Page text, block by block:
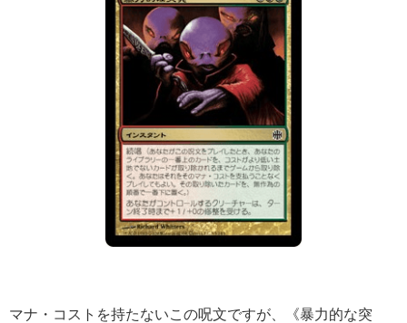
マナ・コストを持たないこの呪文ですが、《暴力的な突